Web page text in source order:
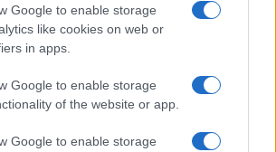
Google to enable storage
like cookies on web or
in apps.
Google to enable storage
of the website or app.
Google to enable storage
Meloni a La Maddalena, la vicesindaco:
e discrezione per visita privata̶…
nella notte a Olbia, a fuoco due furgoni